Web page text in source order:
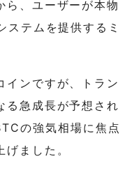
ら、ユーザーが本物
テムを提供するミ
インですが、トラン
る急成長が予想され
の強気相場に焦点
ました。